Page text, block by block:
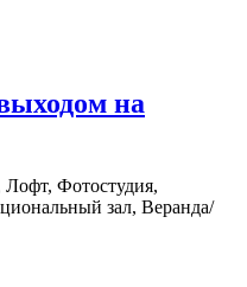
на
Фотостудия,
зал, Веранда/